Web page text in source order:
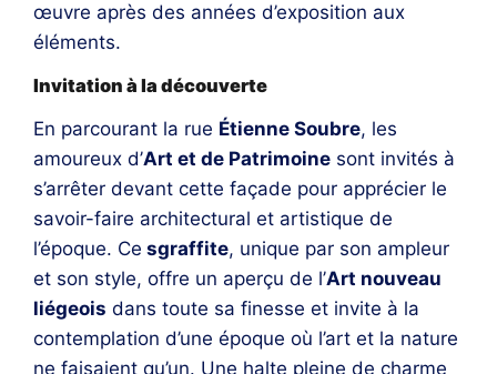
œuvre après des années d’exposition aux
éléments.
Invitation à la découverte
En parcourant la rue Étienne Soubre, les
amoureux d’Art et de Patrimoine sont invités à
s’arrêter devant cette façade pour apprécier le
savoir-faire architectural et artistique de
l’époque. Ce sgraffite, unique par son ampleur
et son style, offre un aperçu de l’Art nouveau
liégeois dans toute sa finesse et invite à la
contemplation d’une époque où l’art et la nature
ne faisaient qu’un. Une halte pleine de charme